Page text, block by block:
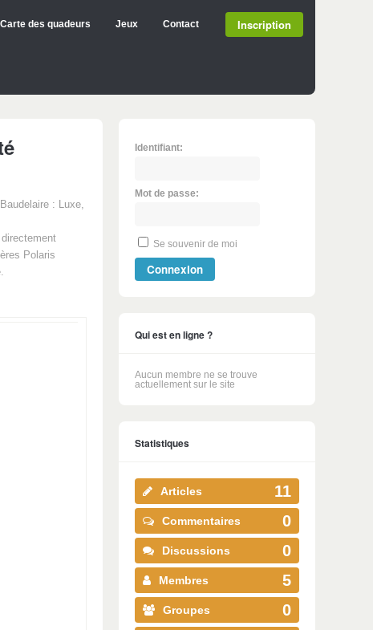
Carte des quadeurs Jeux Contact Inscription
: Luxe,
Polaris
Identifiant:
Mot de passe:
Se souvenir de moi
Connexion
Qui est en ligne ?
Aucun membre ne se trouve
actuellement sur le site
Statistiques
Articles 11
Commentaires 0
Discussions 0
Membres 5
Groupes 0